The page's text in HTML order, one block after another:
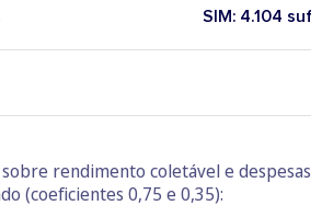
SIM: 4.104
rendimento coletável e despesas
(coeficientes 0,75 e 0,35):